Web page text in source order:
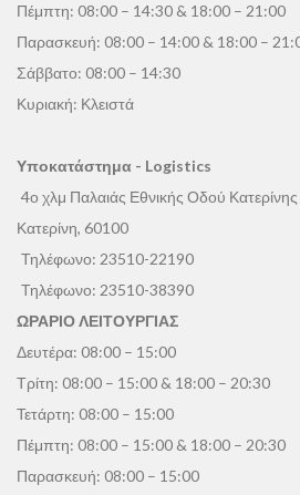
Πέμπτη: 08:00 – 14:30 & 18:00 – 21:00
Παρασκευή: 08:00 – 14:00 & 18:00 –
Σάββατο: 08:00 – 14:30
Κυριακή: Κλειστά
Υποκατάστημα - Logistics
4ο χλμ Παλαιάς Εθνικής Οδού
Κατερίνη, 60100
Τηλέφωνο: 23510-22190
Τηλέφωνο: 23510-38390
ΩΡΑΡΙΟ ΛΕΙΤΟΥΡΓΙΑΣ
Δευτέρα: 08:00 – 15:00
Τρίτη: 08:00 – 15:00 & 18:00 – 20:30
Τετάρτη: 08:00 – 15:00
Πέμπτη: 08:00 – 15:00 & 18:00 – 20:30
Παρασκευή: 08:00 – 15:00